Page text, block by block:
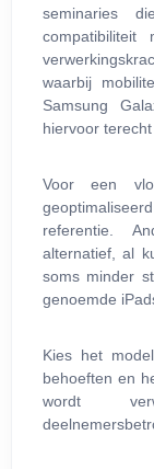
seminaries
compatibiliteit
waarbij
Samsung
hiervoor
Voor een
referentie.
alternatief, al
soms minder
genoemde
Kies het
behoeften en
wordt